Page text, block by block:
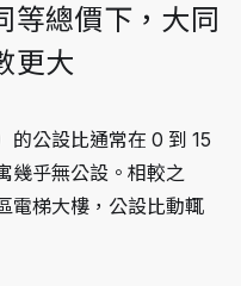
等總價下，大同
更大
的公設比通常在 0 到 15
幾乎無公設。相較之
電梯大樓，公設比動輒